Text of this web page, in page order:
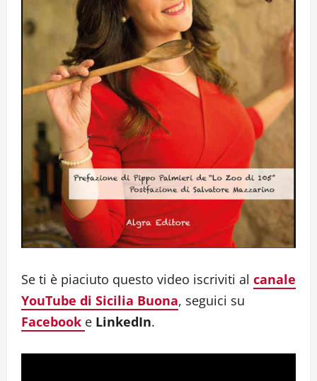
Se ti è piaciuto questo video iscriviti al canale
YouTube di Sicilia Buona, seguici su
Facebook e LinkedIn.